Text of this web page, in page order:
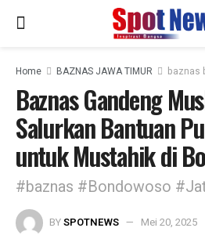
Home BAZNAS JAWA TIMUR baznas
Baznas Gandeng
Salurkan Bantuan
untuk Mustahik di
#baznas #Bondowoso
BYSPOTNEWS Mei 20, 2025